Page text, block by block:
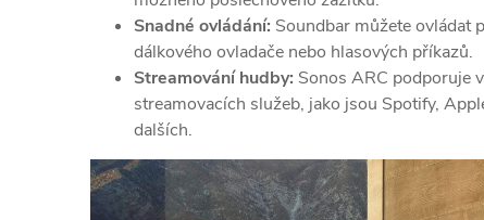
Snadné ovládání: Soundbar můžete ovládat
dálkového ovladače nebo hlasových příkazů.
Streamování hudby: Sonos ARC podporuje
streamovacích služeb, jako jsou Spotify,
dalších.